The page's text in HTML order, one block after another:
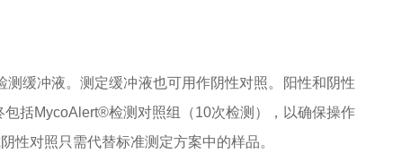
缓冲液。测定缓冲液也可用作阴性对照。阳性和阴性
括MycoAlert®检测对照组（10次检测），以确保操作
性对照只需代替标准测定方案中的样品。